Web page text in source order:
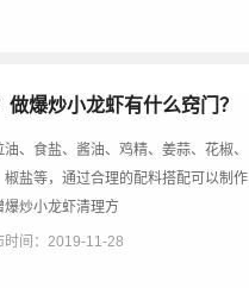
爆炒小龙虾有什么窍门？
、食盐、酱油、鸡精、姜蒜、花椒、
盐等，通过合理的配料搭配可以制作
爆炒小龙虾清理方
时间：2019-11-28